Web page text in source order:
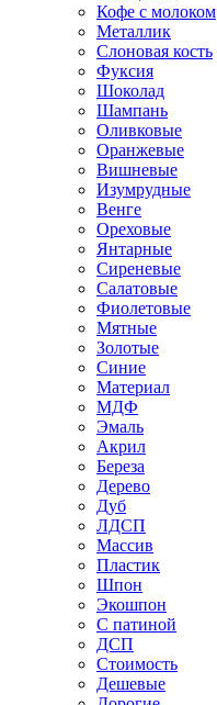
Кофе с молоком
Металлик
Слоновая кость
Фуксия
Шоколад
Шампань
Оливковые
Оранжевые
Вишневые
Изумрудные
Венге
Ореховые
Янтарные
Сиреневые
Салатовые
Фиолетовые
Мятные
Золотые
Синие
Материал
МДФ
Эмаль
Акрил
Береза
Дерево
Дуб
ЛДСП
Массив
Пластик
Шпон
Экошпон
С патиной
ДСП
Стоимость
Дешевые